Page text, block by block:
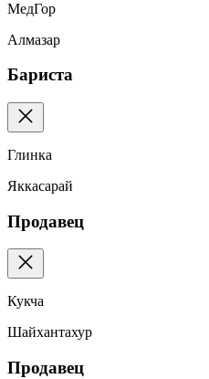
МедГор
Алмазар
Бариста
Глинка
Яккасарай
Продавец
Кукча
Шайхантахур
Продавец